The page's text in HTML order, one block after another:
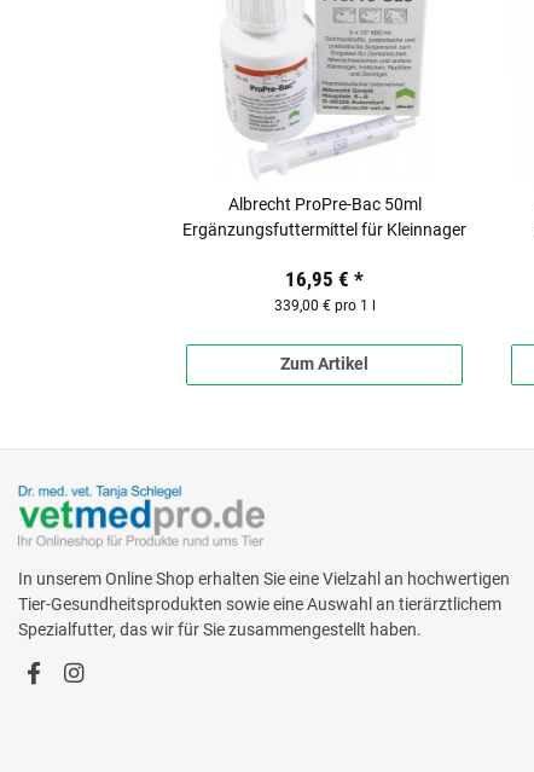
Albrecht ProPre-Bac 50ml
Ergänzungsfuttermittel für Kleinnager
16,95 €*
339,00 € pro 1 l
Zum Artikel
In unserem Online Shop erhalten Sie eine Vielzahl an hochwertigen
Tier-Gesundheitsprodukten sowie eine Auswahl an tierärztlichem
Spezialfutter, das wir für Sie zusammengestellt haben.